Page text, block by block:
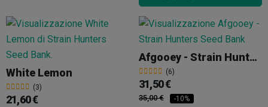
White Lemon
(3)
21,60 €
Afgooey - Strain Hunters Seed Bank
(6)
31,50 €
35,00 € -10%